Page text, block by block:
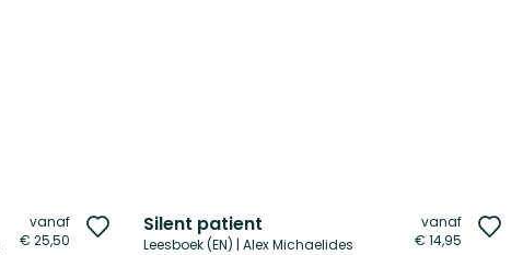
vanaf
€ 25,50
VoegSilent patient
Leesboek (EN) | Alex Michaelides
vanaf
€ 14,95